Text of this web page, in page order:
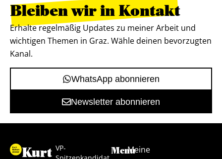
Bleiben wir in Kontakt
Erhalte regelmäßig Updates zu meiner Arbeit und
wichtigen Themen in Graz. Wähle deinen bevorzugten
Kanal.
WhatsApp abonnieren
Newsletter abonnieren
Kurt VP-
MenuMeine